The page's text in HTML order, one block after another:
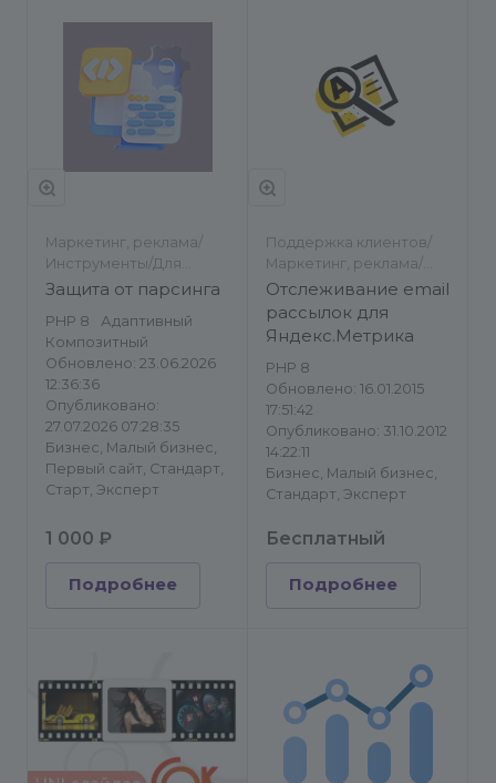
Маркетинг, реклама/
Инструменты/Для
разработчиков/SEO
Защита от парсинга
PHP 8
Адаптивный
Композитный
Обновлено: 23.06.2026
12:36:36
Опубликовано:
27.07.2026 07:28:35
Бизнес, Малый бизнес,
Первый сайт, Стандарт,
Старт, Эксперт
1 000 ₽
Подробнее
Поддержка клиентов/
Маркетинг, реклама/
Статистика сайта/
Подписки и рассылки
Отслеживание email
рассылок для
Яндекс.Метрика
PHP 8
Обновлено: 16.01.2015
17:51:42
Опубликовано: 31.10.2012
14:22:11
Бизнес, Малый бизнес,
Стандарт, Эксперт
Бесплатный
Подробнее